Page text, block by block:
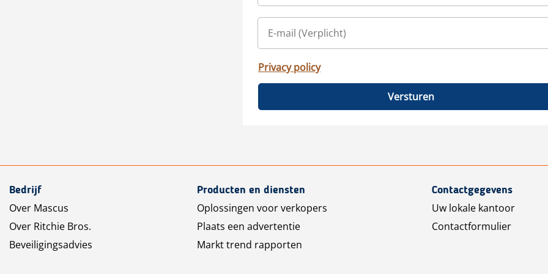
Privacy policy
Versturen
Bedrijf
Over Mascus
Over Ritchie Bros.
Beveiligingsadvies
Producten en diensten
Oplossingen voor verkopers
Plaats een advertentie
Markt trend rapporten
Contactgegevens
Uw lokale kantoor
Contactformulier